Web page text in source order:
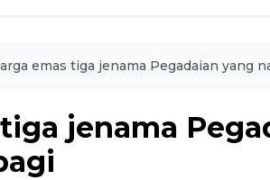
emas tiga jenama Pegadaian yang
jenama